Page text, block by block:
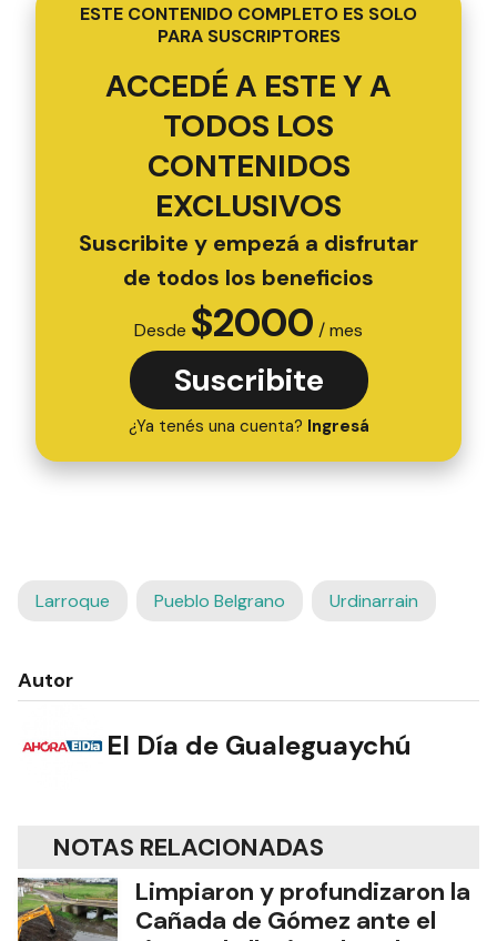
ESTE CONTENIDO COMPLETO ES SOLO
PARA SUSCRIPTORES
ACCEDÉ A ESTE Y A
TODOS LOS
CONTENIDOS
EXCLUSIVOS
Suscribite y empezá a disfrutar
de todos los beneficios
Desde $2000 / mes
Suscribite
¿Ya tenés una cuenta? Ingresá
Larroque Pueblo Belgrano Urdinarrain
Autor
El Día de Gualeguaychú
NOTAS RELACIONADAS
Limpiaron y profundizaron la
Cañada de Gómez ante el